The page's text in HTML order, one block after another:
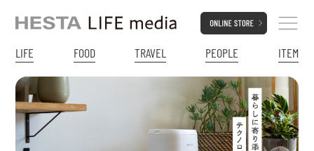
LIFE FOOD TRAVEL PEOPLE ITEM